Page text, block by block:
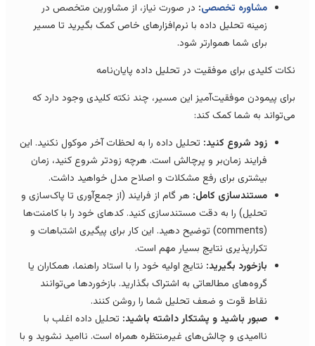
مشاوره تخصصی:در صورت نیاز، از مشاورین متخصص در
زمینه تحلیل داده با نرم‌افزارهای خاص کمک بگیرید تا مسیر
برای شما هموارتر شود.
کلیدی برای موفقیت در تحلیل داده پایان‌نامه
پیمودن موفقیت‌آمیز این مسیر، چند نکته کلیدی وجود دارد که
به شما کمک کند:
زود شروع کنید: تحلیل داده را به لحظات آخر موکول نکنید. این
فرایند زمان‌بر و پرچالش است. هرچه زودتر شروع کنید، زمان
بیشتری برای رفع مشکلات و اصلاح مدل خواهید داشت.
مستندسازی کامل: هر گام از فرایند (از جمع‌آوری تا پاک‌سازی و
تحلیل) را به دقت مستندسازی کنید. کدهای خود را با کامنت‌ها
(comments) توضیح دهید. این کار برای پیگیری اشتباهات و
تکرارپذیری نتایج بسیار مهم است.
بازخورد بگیرید:نتایج اولیه خود را با استاد راهنما، همکاران یا
گروه‌های مطالعاتی به اشتراک بگذارید. بازخوردها می‌توانند
نقاط قوت و ضعف تحلیل شما را روشن کنند.
صبور باشید و پشتکار داشته باشید:تحلیل داده اغلب با
ناامیدی و چالش‌های غیرمنتظره همراه است. ناامید نشوید و با